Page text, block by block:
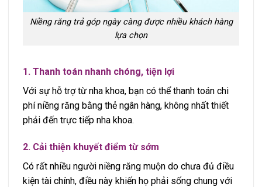
Niềng răng trả góp ngày càng được nhiều khách hàng
lựa chọn
1. Thanh toán nhanh chóng, tiện lợi
Với sự hỗ trợ từ nha khoa, bạn có thể thanh toán chi
phí niềng răng bằng thẻ ngân hàng, không nhất thiết
phải đến trực tiếp nha khoa.
2. Cải thiện khuyết điểm từ sớm
Có rất nhiều người niềng răng muộn do chưa đủ điều
kiện tài chính, điều này khiến họ phải sống chung với